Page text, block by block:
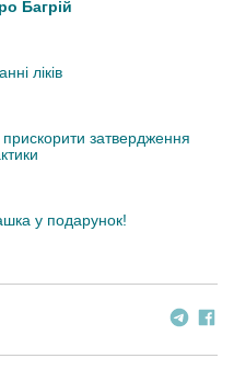
Багрій
ліків
затвердження
у подарунок!